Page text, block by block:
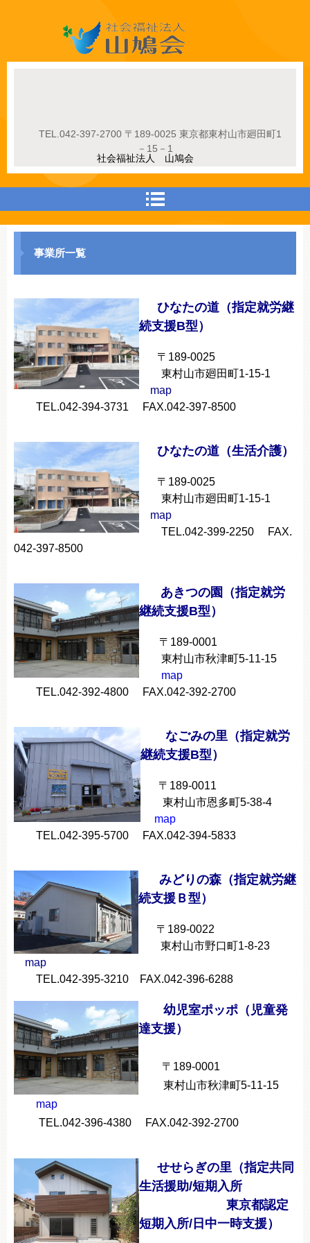
社会福祉法人山鳩会
社会福祉法人 山鳩会
TEL. 042-397-2700 〒189-0025 東京都東村山市廻田町1
－15－1
事業所一覧
ひなたの道（指定就労継
続支援B型）
〒189-0025
東村山市廻田町1-15-1
map
TEL.042-394-3731 FAX.042-397-8500
ひなたの道（生活介護）
〒189-0025
東村山市廻田町1-15-1
map
TEL.042-399-2250 FAX.
042-397-8500
あきつの園（指定就労
継続支援B型）
〒189-0001
東村山市秋津町5-11-15
map
TEL.042-392-4800 FAX.042-392-2700
なごみの里（指定就労
継続支援B型）
〒189-0011
東村山市恩多町5-38-4
map
TEL.042-395-5700 FAX.042-394-5833
みどりの森（指定就労継
続支援Ｂ型）
〒189-0022
東村山市野口町1-8-23
map
TEL.042-395-3210 FAX.042-396-6288
幼児室ポッポ（児童発
達支援）
〒189-0001
東村山市秋津町5-11-15
map
TEL.042-396-4380 FAX.042-392-2700
せせらぎの里（指定共同
生活援助/短期入所
東京都認定
短期入所/日中一時支援）